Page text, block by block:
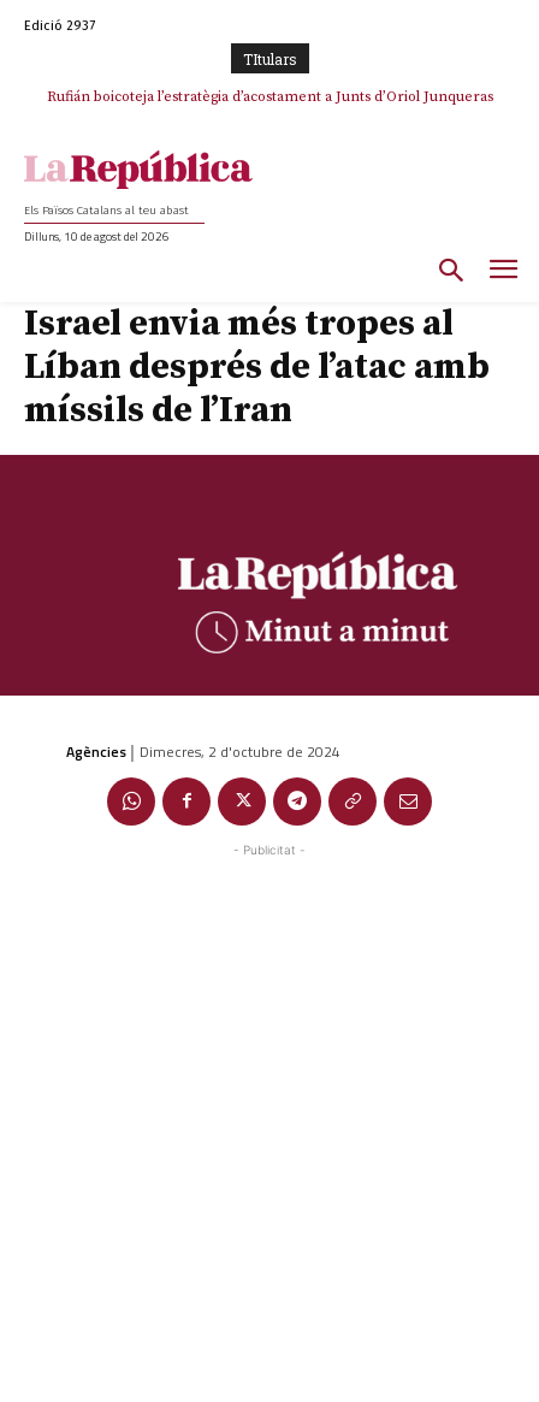
Edició 2937
TItulars
Rufián boicoteja l’estratègia d’acostament a Junts d’Oriol Junqueras
Rufián dinamita la unitat independentista amb un atac frontal al retorn
Els Països Catalans al teu abast
Dilluns, 10 de agost del 2026
Israel envia més tropes al
Líban després de l’atac amb
míssils de l’Iran
Agències | Dimecres, 2 d'octubre de 2024
- Publicitat -